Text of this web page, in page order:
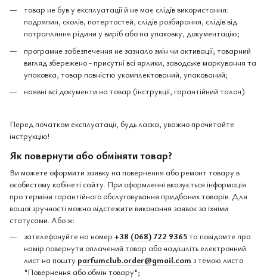
товар не був у експлуатації й не має слідів використання:
подряпин, сколів, потертостей, слідів розбирання, слідів від
потрапляння рідини у виріб або на упаковку, документацію;
програмне забезпечення не зазнало змін чи активації; товарний
вигляд збережено - присутні всі ярлики, заводське маркування та
упаковка, товар повністю укомплектований, упакований;
наявні всі документи на товар (інструкції, гарантійний талон).
Перед початком експлуатації, будь ласка, уважно прочитайте
інструкцію!
Як повернути або обміняти товар?
Ви можете оформити заявку на повернення або ремонт товару в
особистому кабінеті сайту. При оформленні вказується інформація
про терміни гарантійного обслуговування придбаних товарів. Для
вашої зручності можна відстежити виконання заявок за їхніми
статусами. Або ж:
зателефонуйте на номер +38 (068) 722 9365та повідомте про
намір повернути оплачений товар або надішліть електронний
лист на пошту parfumclub.order@gmail.com з темою листа
"Повернення або обмін товару";